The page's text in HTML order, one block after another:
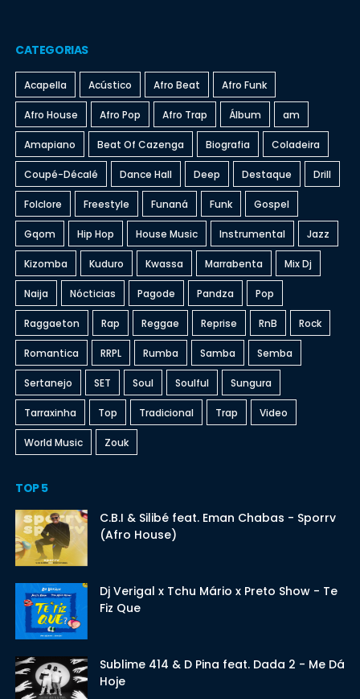
CATEGORIAS
Acapella Acústico Afro Beat Afro Funk
Afro House Afro Pop Afro Trap Álbum am
Amapiano Beat Of Cazenga Biografia Coladeira
Coupé-Décalé Dance Hall Deep Destaque Drill
Folclore Freestyle Funaná Funk Gospel
Gqom Hip Hop House Music Instrumental Jazz
Kizomba Kuduro Kwassa Marrabenta Mix Dj
Naija Nócticias Pagode Pandza Pop
Raggaeton Rap Reggae Reprise RnB Rock
Romantica RRPL Rumba Samba Semba
Sertanejo SET Soul Soulful Sungura
Tarraxinha Top Tradicional Trap Video
World Music Zouk
TOP 5
C.B.I & Silibé feat. Eman Chabas - Sporrv
(Afro House)
Dj Verigal x Tchu Mário x Preto Show - Te
Fiz Que
Sublime 414 & D Pina feat. Dada 2 - Me Dá
Hoje